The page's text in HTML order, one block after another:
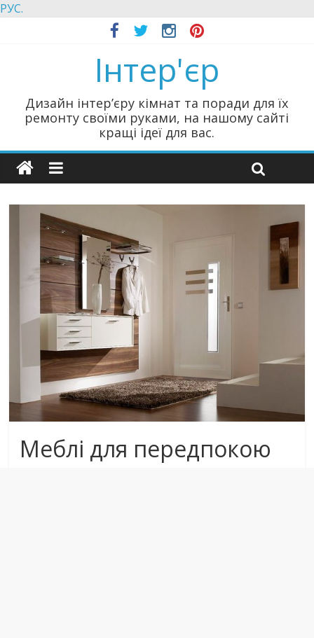
РУС.
Інтер'єр
Дизайн інтер’єру кімнат та поради для їх
ремонту своїми руками, на нашому сайті
кращі ідеї для вас.
Меблі для передпокою